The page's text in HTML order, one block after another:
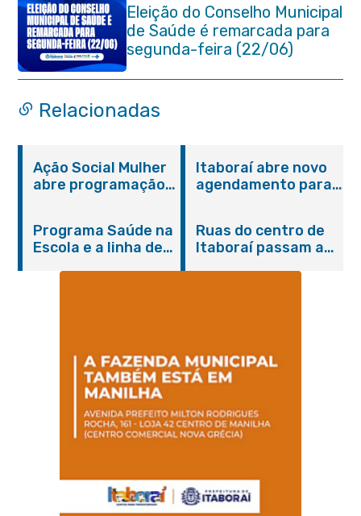
Eleição do Conselho Municipal
de Saúde é remarcada para
segunda-feira (22/06)
Relacionadas
Ação Social Mulher
abre programação
serviços gratuitos e
orientações
Itaboraí abre novo
agendamento para
Programa Saúde na
Escola e a linha de
Magalhães Seabra
Ruas do centro de
Itaboraí passam a